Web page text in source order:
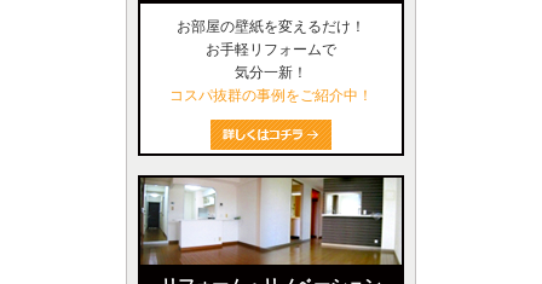
お部屋の壁紙を変えるだけ！
お手軽リフォームで
気分一新！
コスパ抜群の事例をご紹介中！